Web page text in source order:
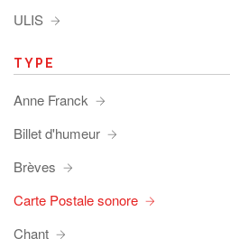
ULIS
TYPE
Anne Franck
Billet d'humeur
Brèves
Carte Postale sonore
Chant